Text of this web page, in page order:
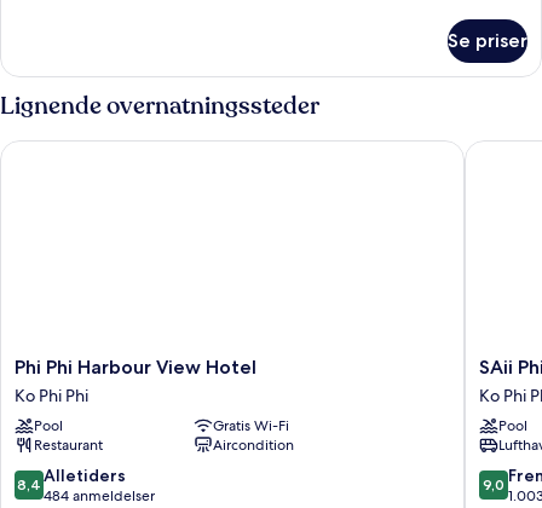
Se priser
Lignende overnatningssteder
Phi
Phi
Harbour
View
Hotel
Ko
Phi
Phi Phi Harbour View Hotel
Ko Phi Phi
Pool
Gratis Wi-Fi
Restaurant
Aircondition
8.4
ud
8,4 Alletiders
484 anmeldelser
Phi Phi Harbour View Hotel
SAii
Phi
Phi
Island
Village
Ko
Phi
SAii
Ko Phi
Pool
9.0
ud
9,0
SAii Phi